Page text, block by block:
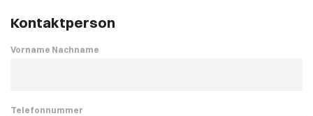
Kontaktperson
Vorname Nachname
Telefonnummer